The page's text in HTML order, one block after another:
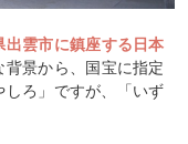
出雲市に鎮座する日本
景から、国宝に指定
ろ」ですが、「いず